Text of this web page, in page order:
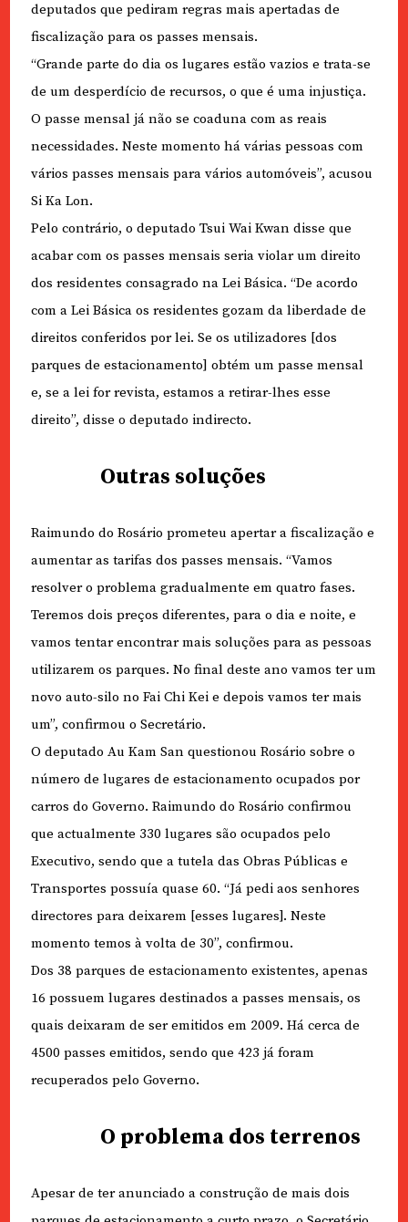
deputados que pediram regras mais apertadas de
fiscalização para os passes mensais.
“Grande parte do dia os lugares estão vazios e trata-se
de um desperdício de recursos, o que é uma injustiça.
O passe mensal já não se coaduna com as reais
necessidades. Neste momento há várias pessoas com
vários passes mensais para vários automóveis”, acusou
Si Ka Lon.
Pelo contrário, o deputado Tsui Wai Kwan disse que
acabar com os passes mensais seria violar um direito
dos residentes consagrado na Lei Básica. “De acordo
com a Lei Básica os residentes gozam da liberdade de
direitos conferidos por lei. Se os utilizadores [dos
parques de estacionamento] obtém um passe mensal
e, se a lei for revista, estamos a retirar-lhes esse
direito”, disse o deputado indirecto.
Outras soluções
Raimundo do Rosário prometeu apertar a fiscalização e
aumentar as tarifas dos passes mensais. “Vamos
resolver o problema gradualmente em quatro fases.
Teremos dois preços diferentes, para o dia e noite, e
vamos tentar encontrar mais soluções para as pessoas
utilizarem os parques. No final deste ano vamos ter um
novo auto-silo no Fai Chi Kei e depois vamos ter mais
um”, confirmou o Secretário.
O deputado Au Kam San questionou Rosário sobre o
número de lugares de estacionamento ocupados por
carros do Governo. Raimundo do Rosário confirmou
que actualmente 330 lugares são ocupados pelo
Executivo, sendo que a tutela das Obras Públicas e
Transportes possuía quase 60. “Já pedi aos senhores
directores para deixarem [esses lugares]. Neste
momento temos à volta de 30”, confirmou.
Dos 38 parques de estacionamento existentes, apenas
16 possuem lugares destinados a passes mensais, os
quais deixaram de ser emitidos em 2009. Há cerca de
4500 passes emitidos, sendo que 423 já foram
recuperados pelo Governo.
O problema dos terrenos
Apesar de ter anunciado a construção de mais dois